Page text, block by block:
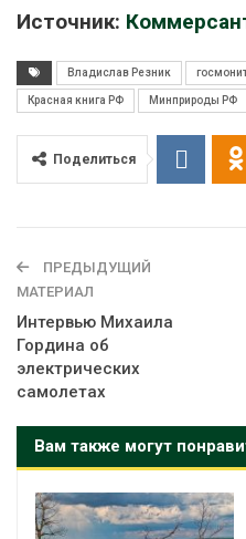
Источник:
Владислав Резник
Красная книга РФ Минприроды РФ
Поделиться
ПРЕДЫДУЩИЙ
МАТЕРИАЛ
Интервью Михаила
Гордина об
электрических
самолетах
Вам также могут